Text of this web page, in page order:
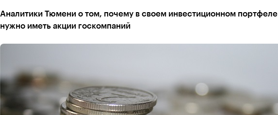
Аналитики Тюмени о том, почему в своем инвестиционном портфеле
нужно иметь акции госкомпаний